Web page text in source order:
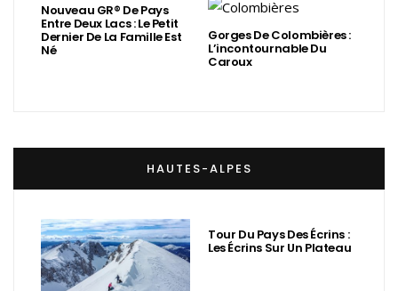
Nouveau GR® De Pays
Entre Deux Lacs : Le Petit
Dernier De La Famille Est
Né
Gorges De Colombières :
L’incontournable Du
Caroux
HAUTES-ALPES
Tour Du Pays Des Écrins :
Les Écrins Sur Un Plateau